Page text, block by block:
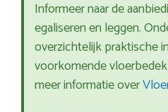
Informeer naar de
egaliseren en leggen.
overzichtelijk praktische
voorkomende
meer informatie over